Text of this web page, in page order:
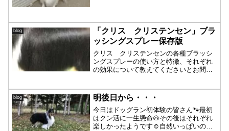
さんでした💯詩ちゃ〜ん😍...
blog
「クリス クリステンセン」ブラ
ッシングスプレー保存版
クリス クリステンセンの各種ブラッシ
ングスプレーの使い方と特徴、それぞれ
の効果について教えてくださいとお問合
あります。左から「ジャストディバイ
ン ブラッシングスプレー...
blog 明後日から・・・
今日はドッグラン初体験の皆さん🐾最初
はクン活に一生懸命🐽その後はそれぞれ
楽しかったようです☺️自然いっぱいの